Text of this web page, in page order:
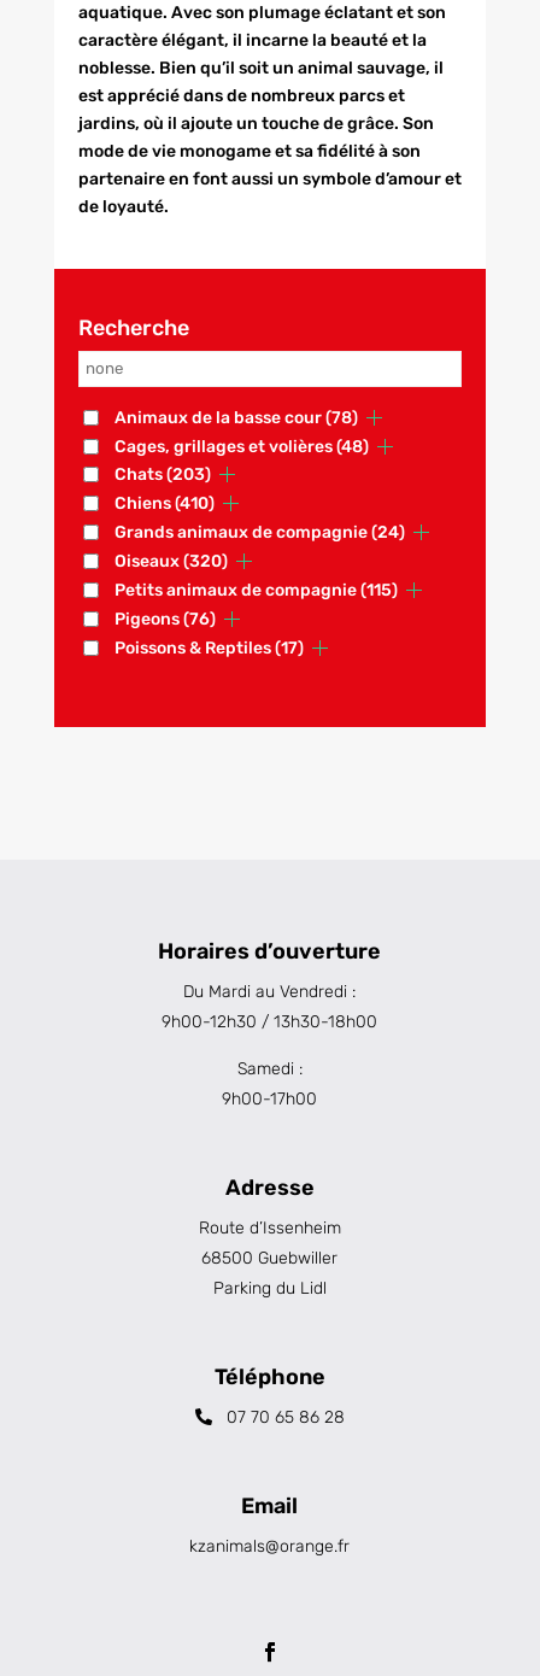
aquatique. Avec son plumage éclatant et son
caractère élégant, il incarne la beauté et la
noblesse. Bien qu’il soit un animal sauvage, il
est apprécié dans de nombreux parcs et
jardins, où il ajoute un touche de grâce. Son
mode de vie monogame et sa fidélité à son
partenaire en font aussi un symbole d’amour et
de loyauté.
Recherche
Animaux de la basse cour(78)
Cages, grillages et volières(48)
Chats(203)
Chiens(410)
Grands animaux de compagnie(24)
Oiseaux(320)
Petits animaux de compagnie(115)
Pigeons(76)
Poissons & Reptiles(17)
Horaires d’ouverture
Du Mardi au Vendredi :
9h00-12h30 / 13h30-18h00
Samedi :
9h00-17h00
Adresse
Route d’Issenheim
68500 Guebwiller
Parking du Lidl
Téléphone
07 70 65 86 28
Email
kzanimals@orange.fr